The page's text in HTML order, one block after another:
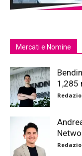
Mercati e Nomine
1,285